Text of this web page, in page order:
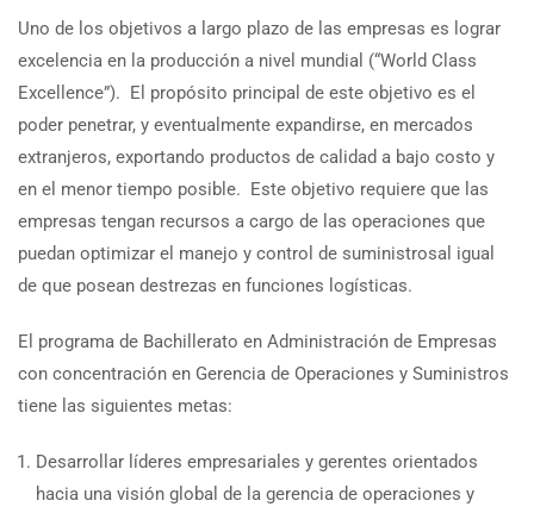
Uno de los objetivos a largo plazo de las empresas es lograr
excelencia en la producción a nivel mundial (“World Class
Excellence”). El propósito principal de este objetivo es el
poder penetrar, y eventualmente expandirse, en mercados
extranjeros, exportando productos de calidad a bajo costo y
en el menor tiempo posible. Este objetivo requiere que las
empresas tengan recursos a cargo de las operaciones que
puedan optimizar el manejo y control de suministrosal igual
de que posean destrezas en funciones logísticas.
El programa de Bachillerato en Administración de Empresas
con concentración en Gerencia de Operaciones y Suministros
tiene las siguientes metas:
Desarrollar líderes empresariales y gerentes orientados
hacia una visión global de la gerencia de operaciones y